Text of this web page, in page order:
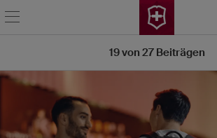
19von 27Beiträgen